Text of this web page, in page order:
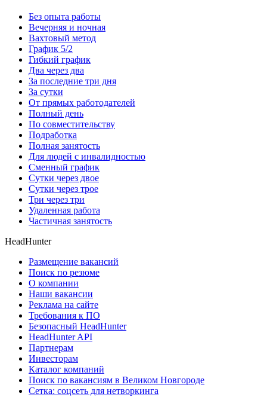
Без опыта работы
Вечерняя и ночная
Вахтовый метод
График 5/2
Гибкий график
Два через два
За последние три дня
За сутки
От прямых работодателей
Полный день
По совместительству
Подработка
Полная занятость
Для людей с инвалидностью
Сменный график
Сутки через двое
Сутки через трое
Три через три
Удаленная работа
Частичная занятость
HeadHunter
Размещение вакансий
Поиск по резюме
О компании
Наши вакансии
Реклама на сайте
Требования к ПО
Безопасный HeadHunter
HeadHunter API
Партнерам
Инвесторам
Каталог компаний
Поиск по вакансиям в Великом Новгороде
Сетка: соцсеть для нетворкинга